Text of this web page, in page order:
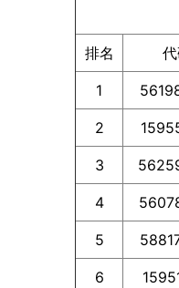
排名
1
2
3
4
5
6